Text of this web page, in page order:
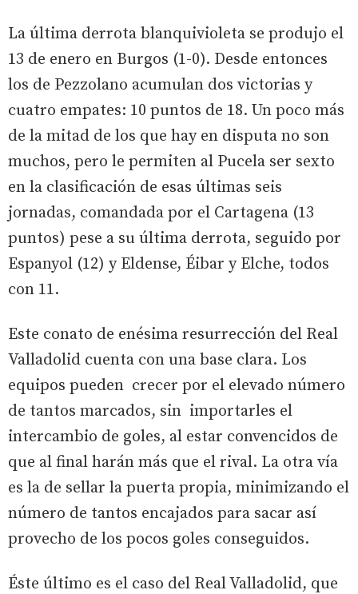
La última derrota blanquivioleta se produjo el
13 de enero en Burgos (1-0). Desde entonces
los de Pezzolano acumulan dos victorias y
cuatro empates: 10 puntos de 18. Un poco más
de la mitad de los que hay en disputa no son
muchos, pero le permiten al Pucela ser sexto
en la clasificación de esas últimas seis
jornadas, comandada por el Cartagena (13
puntos) pese a su última derrota, seguido por
Espanyol (12) y Eldense, Éibar y Elche, todos
con 11.
Este conato de enésima resurrección del Real
Valladolid cuenta con una base clara. Los
equipos pueden crecer por el elevado número
de tantos marcados, sin importarles el
intercambio de goles, al estar convencidos de
que al final harán más que el rival. La otra vía
es la de sellar la puerta propia, minimizando el
número de tantos encajados para sacar así
provecho de los pocos goles conseguidos.
Éste último es el caso del Real Valladolid, que